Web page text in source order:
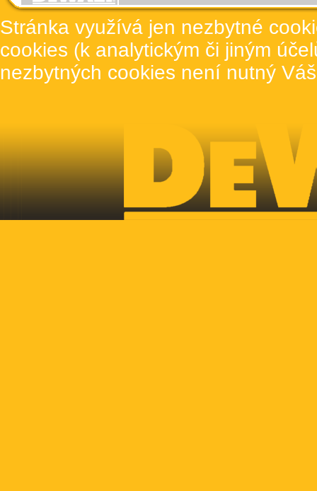
Stránka využívá jen nezbytné
cookies (k analytickým či jiným
nezbytných cookies není nutný